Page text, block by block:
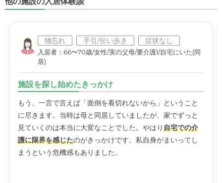
物忘れ 手引/伝い歩き 症状なし
入居者：66〜70歳/女性/実の父母/要介護1/自宅にいた(同
居)
施設を探し始めたきっかけ
もう、一言で言えば「面倒を看切れないから」ということ
に尽きます。当時は母と同居していましたが、家でずっと
見ていくのは本当に大変なことでした。やはり自宅での介
護に限界を感じたのがきっかけです。私自身がまいってし
まうという危機感もありました。